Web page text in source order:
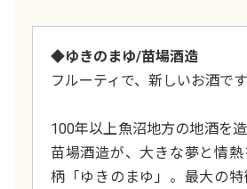
◆ゆきのまゆ/苗場酒造
フルーティで、新しいお酒です
100年以上魚沼地方の地酒を
苗場酒造が、大きな夢と情
柄「ゆきのまゆ」。最大の